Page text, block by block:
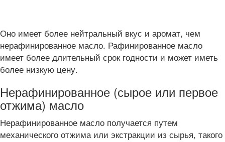
Оно имеет более нейтральный вкус и аромат, чем
нерафинированное масло. Рафинированное масло
имеет более длительный срок годности и может иметь
более низкую цену.
Нерафинированное (сырое или первое
отжима) масло
Нерафинированное масло получается путем
механического отжима или экстракции из сырья, такого